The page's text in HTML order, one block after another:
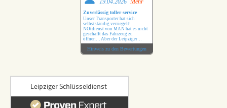
19.04.2026 Mehr
Zuverlässig toller service
Unser Transporter hat sich
selbstständig verriegelt!
NOtdienst von MAN hat es nicht
geschafft das Fahrzeug zu
öffnen… Aber der Leipziger
Schlüsseldienst hat das ohne
Probleme erledigt !
Hinweis zu den Bewertungen